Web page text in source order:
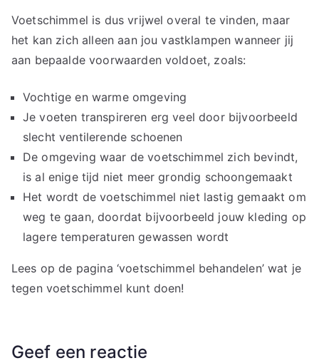
Voetschimmel is dus vrijwel overal te vinden, maar
het kan zich alleen aan jou vastklampen wanneer jij
aan bepaalde voorwaarden voldoet, zoals:
Vochtige en warme omgeving
Je voeten transpireren erg veel door bijvoorbeeld
slecht ventilerende schoenen
De omgeving waar de voetschimmel zich bevindt,
is al enige tijd niet meer grondig schoongemaakt
Het wordt de voetschimmel niet lastig gemaakt om
weg te gaan, doordat bijvoorbeeld jouw kleding op
lagere temperaturen gewassen wordt
Lees op de pagina ‘voetschimmel behandelen’ wat je
tegen voetschimmel kunt doen!
Geef een reactie